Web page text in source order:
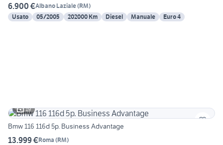
6.900 €Albano Laziale(RM)
Usato
05/2005 202000 Km Diesel Manuale Euro 4
19
Bmw 116 116d 5p. Business Advantage
13.999 €Roma (RM)